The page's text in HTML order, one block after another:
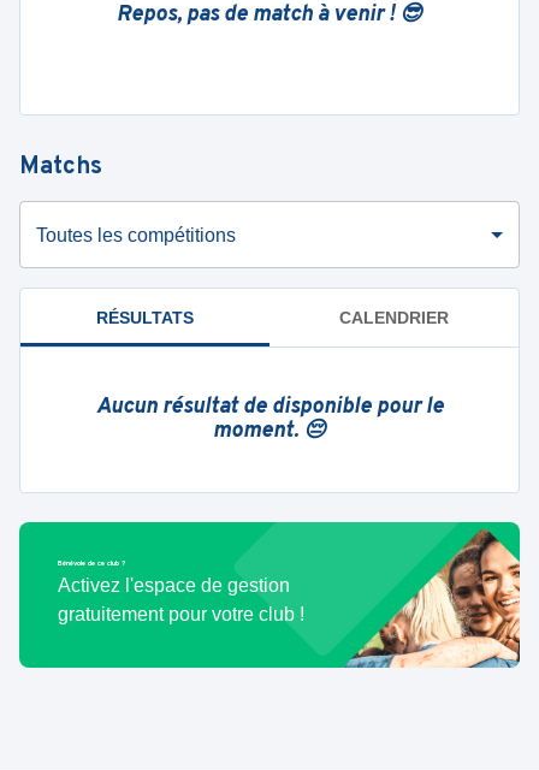
Repos, pas de match à venir ! 😎
Matchs
Toutes les compétitions
RÉSULTATS CALENDRIER
Aucun résultat de disponible pour le
moment. 😔
Bénévole de ce club ?
Activez l'espace de gestion
gratuitement pour votre club !